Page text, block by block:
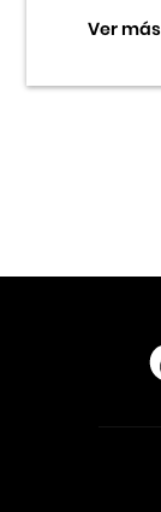
Ver más